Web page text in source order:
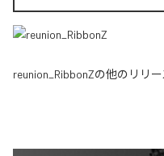
reunion_RibbonZの他のリリー